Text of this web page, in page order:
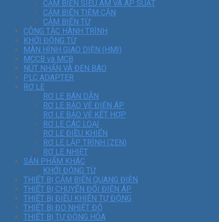
CẢM BIẾN SIÊU ÂM VÀ ÁP SUẤT
CẢM BIẾN TIỆM CẬN
CẢM BIẾN TỪ
CÔNG TẮC HÀNH TRÌNH
KHỞI ĐỘNG TỪ
MÀN HÌNH GIAO DIỆN (HMI)
MCCB và MCB
NÚT NHẤN VÀ ĐÈN BÁO
PLC ADAPTER
RƠ LE
RƠ LE BÁN DẪN
RƠ LE BẢO VỆ ĐIỆN ÁP
RƠ LE BẢO VỆ KẾT HỢP
RƠ LE CÁC LOẠI
RƠ LE ĐIỀU KHIỂN
RƠ LE LẬP TRÌNH (ZEN)
RƠ LE NHIỆT
SẢN PHẨM KHÁC
KHỞI ĐỘNG TỪ
THIẾT BỊ CẢM BIẾN QUANG ĐIỆN
THIẾT BỊ CHUYỂN ĐỔI ĐIỆN ÁP
THIẾT BỊ ĐIỀU KHIỂN TỰ ĐỘNG
THIẾT BỊ ĐO NHIỆT ĐỘ
THIẾT BỊ TỰ ĐỘNG HÓA